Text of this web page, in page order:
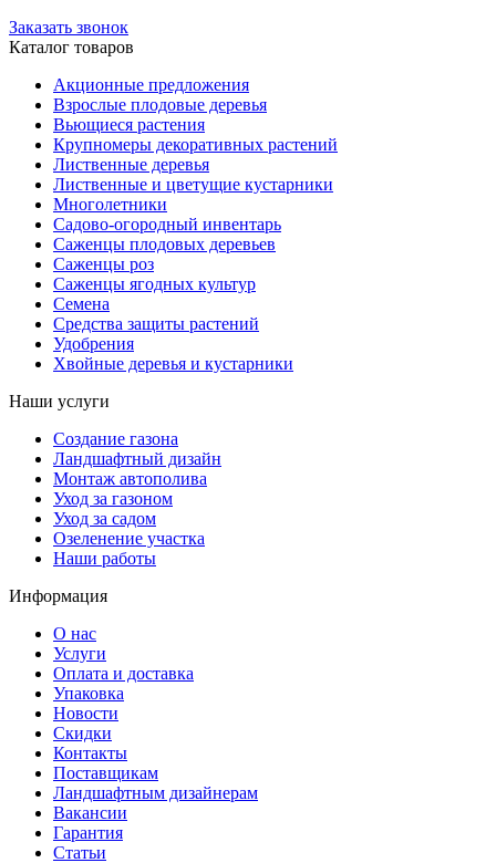
Заказать звонок
Каталог товаров
Акционные предложения
Взрослые плодовые деревья
Вьющиеся растения
Крупномеры декоративных растений
Лиственные деревья
Лиственные и цветущие кустарники
Многолетники
Садово-огородный инвентарь
Саженцы плодовых деревьев
Саженцы роз
Саженцы ягодных культур
Семена
Средства защиты растений
Удобрения
Хвойные деревья и кустарники
Наши услуги
Создание газона
Ландшафтный дизайн
Монтаж автополива
Уход за газоном
Уход за садом
Озеленение участка
Наши работы
Информация
О нас
Услуги
Оплата и доставка
Упаковка
Новости
Скидки
Контакты
Поставщикам
Ландшафтным дизайнерам
Вакансии
Гарантия
Статьи